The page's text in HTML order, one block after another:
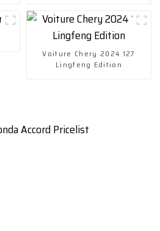
Voiture Chery 2024 127
Lingfeng Edition